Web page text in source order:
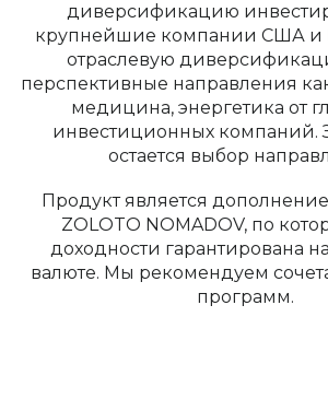
диверсификацию
крупнейшие компании США и
отраслевую
перспективные направления
медицина, энергетика от
инвестиционных компаний.
остается выбор
Продукт является
ZOLOTO NOMADOV, по
доходности гарантирована
валюте. Мы рекомендуем
программ.